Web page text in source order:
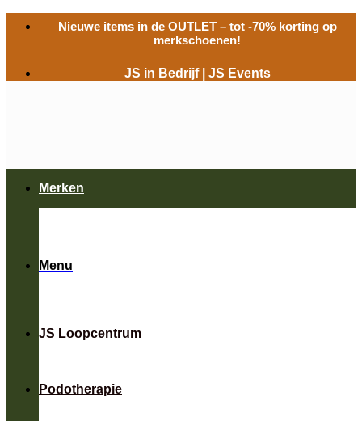
naar
Nieuwe items in de OUTLET– tot -70% korting op
merkschoenen!
JS in Bedrijf JS Events
Menu
JS Loopcentrum
Podotherapie
Merken